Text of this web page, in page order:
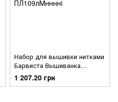
Набор для вышивки нитками
Барвиста Вышиванка
заготовки женского платья –
вышиванки Дерево жизни
1 207.20 грн